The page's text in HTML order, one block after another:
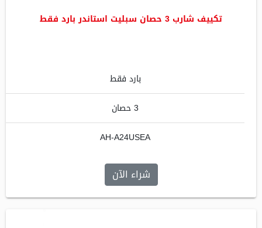
تكييف شارب 3 حصان سبليت استاندر بارد فقط
بارد فقط
3 حصان
AH-A24USEA
شراء الآن